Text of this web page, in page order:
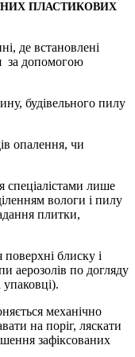
ПЛАСТИКОВИХ
де встановлені
за допомогою
будівельного пилу
опалення, чи
лише
вологи і пилу
плитки,
блиску і
аерозолів по догляду
механічно
на поріг, ляскати
зафіксованих